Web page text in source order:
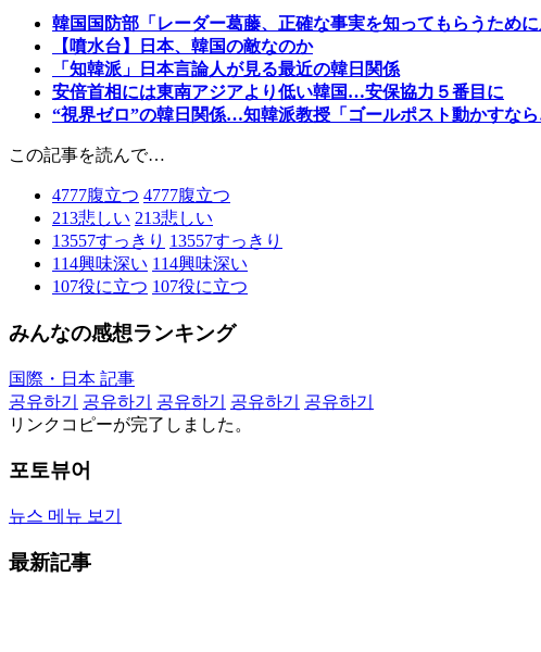
韓国国防部「レーダー葛藤、正確な事実を知ってもらうために
【噴水台】日本、韓国の敵なのか
「知韓派」日本言論人が見る最近の韓日関係
安倍首相には東南アジアより低い韓国…安保協力５番目に
“視界ゼロ”の韓日関係…知韓派教授「ゴールポスト動かすなら
この記事を読んで…
4777腹立つ 4777腹立つ
213悲しい 213悲しい
13557すっきり 13557すっきり
114興味深い 114興味深い
107役に立つ 107役に立つ
みんなの感想ランキング
国際・日本 記事
공유하기
공유하기 공유하기 공유하기
공유하기
リンクコピーが完了しました。
포토뷰어
뉴스 메뉴 보기
最新記事